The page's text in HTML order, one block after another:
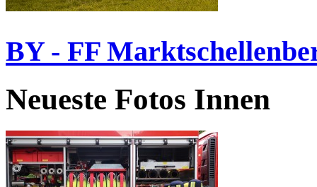
BY - FF
Neueste Fotos Innen